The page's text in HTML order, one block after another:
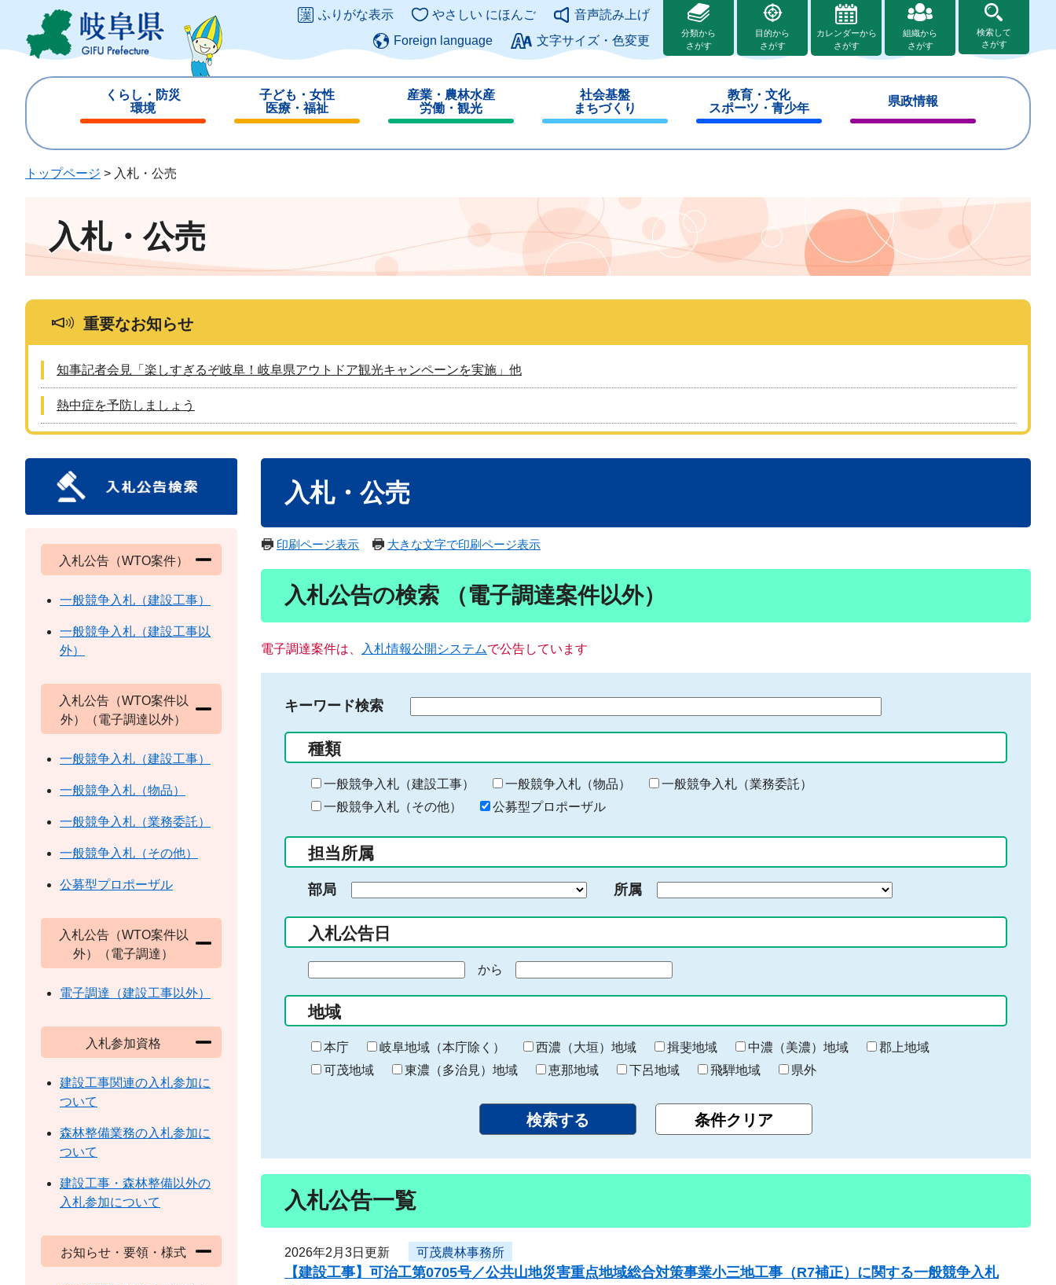
ジ
ュ
このページの本文へ
ふりがな表示 やさしい にほんご
音声読み上げ
Foreign language
文字サイズ・色変更
分類から
さがす
目的から
さがす
カレンダーから
さがす
組織から
さがす
検索して
さがす
くらし・防災
環境
じ
子ども・女性
医療・福祉
じ
産業・農林水産
労働・観光
じ
社会基盤
まちづくり
じ
教育・文化
スポーツ・青少年
じ
県政情報
じ
トップページ > 入札・公売
入札・公売
重要なお知らせ
知事記者会見「楽しすぎるぞ岐阜！岐阜県アウトドア観光キャンペーンを実施」他
熱中症を予防しましょう
入札・公売
印刷ページ表示 大きな文字で印刷ページ表示
入札公告の検索 （電子調達案件以外）
電子調達案件は、 入札情報公開システムで公告しています
キーワード検索
る
キ
ー
ー
入
力
種類
一般競争入札（建設工事） 一般競争入札（物品）
一般競争入札（業務委託）
一般競争入札（その他）
公募型プロポーザル
担当所属
部局 所属
入札公告日
の
始
ま
り
から
終
わ
り
地域
本庁 岐阜地域（本庁除く） 西濃（大垣）地域 揖斐地域 中濃（美濃）地域
郡上地域
可茂地域
東濃（多治見）地域 恵那地域 下呂地域 飛騨地域 県外
入札公告一覧
2026年2月3日更新 可茂農林事務所
【建設工事】可治工第0705号／公共山地災害重点地域総合対策事業小三地工事（R7補正）に関する一般競争入札
入札公告（WTO案件）
一般競争入札（建設工事）
一般競争入札（建設工事以
外）
入札公告（WTO案件以
外）（電子調達以外）
一般競争入札（建設工事）
一般競争入札（物品）
一般競争入札（業務委託）
一般競争入札（その他）
公募型プロポーザル
入札公告（WTO案件以
外）（電子調達）
電子調達（建設工事以外）
入札参加資格
建設工事関連の入札参加に
ついて
森林整備業務の入札参加に
ついて
建設工事・森林整備以外の
入札参加について
お知らせ・要領・様式